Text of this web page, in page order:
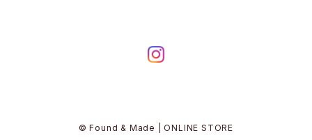
© Found & Made | ONLINE STORE